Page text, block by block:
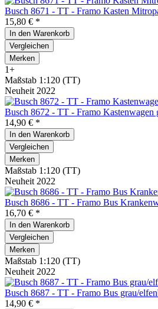
Busch 8671 - TT - Framo Kasten
15,80 € *
In den Warenkorb
Vergleichen
Merken
1+
Maßstab 1:120 (TT)
Neuheit 2022
Busch 8672 - TT - Framo Kastenwagen
14,90 € *
In den Warenkorb
Vergleichen
Merken
Maßstab 1:120 (TT)
Neuheit 2022
Busch 8686 - TT - Framo Bus
16,70 € *
In den Warenkorb
Vergleichen
Merken
Maßstab 1:120 (TT)
Neuheit 2022
Busch 8687 - TT - Framo Bus grau/
14,90 € *